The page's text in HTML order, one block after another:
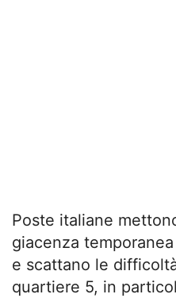
Poste italiane
giacenza
e scattano le
quartiere 5, in